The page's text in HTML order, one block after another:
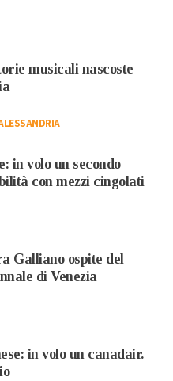
musicali nascoste
in volo un secondo
con mezzi cingolati
Galliano ospite del
di Venezia
in volo un canadair.